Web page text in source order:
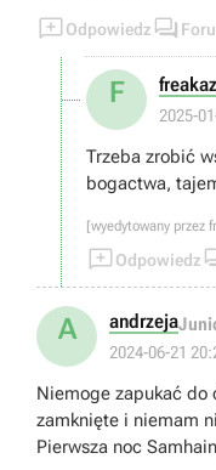
Odpowiedz 
F
2025-
Trzeba zrobić
bogactwa,
[wyedytowany przez
Odpowiedz
A andrzeja
2024-06-21
Niemoge zapukać do
zamknięte i niemam
Pierwsza noc